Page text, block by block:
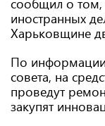
сообщил о том,
иностранных
Харьковщине
По информации
совета, на
проведут
закупят